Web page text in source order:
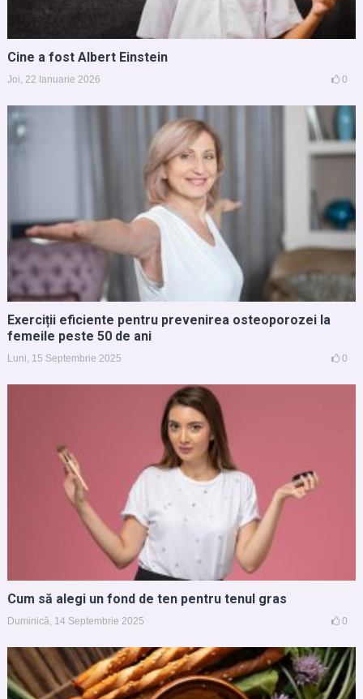
Cine a fost Albert Einstein
Joi, 22 Ianuarie 2026 0
Exerciții eficiente pentru prevenirea osteoporozei la
femeile peste 50 de ani
Luni, 15 Septembrie 2025 0
Cum să alegi un fond de ten pentru tenul gras
Duminică, 14 Septembrie 2025 0